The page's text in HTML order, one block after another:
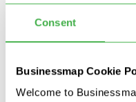
Consent
Businessmap Cookie
Welcome to
Você também tem à
que podem ajudar a
pode visualizar com